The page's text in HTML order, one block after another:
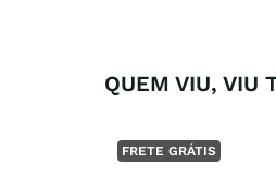
QUEM VIU, VIU
FRETE GRÁTIS